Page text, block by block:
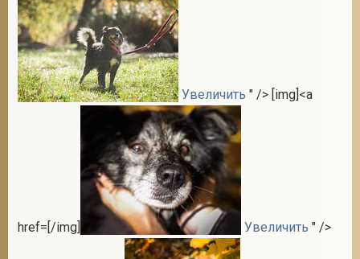
Увеличить " /> [img]<a
href=[/img] Увеличить " />